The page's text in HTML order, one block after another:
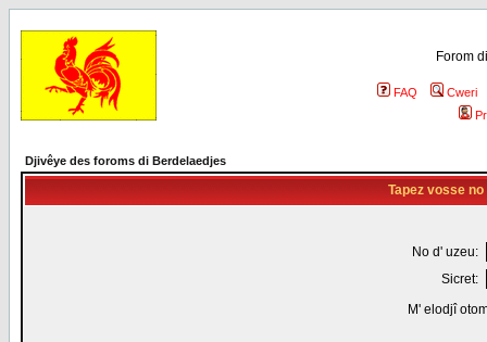
Forom
FAQ
Cweri
Djivêye des foroms di Berdelaedjes
Tapez vosse
No d' uzeu:
Sicret:
M' elodjî